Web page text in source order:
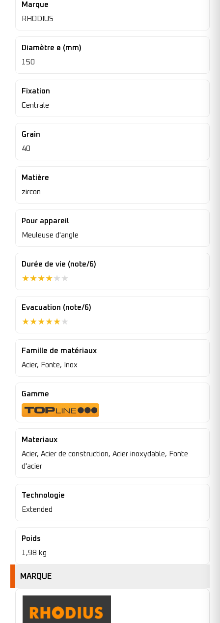
Marque
RHODIUS
Diamètre ø (mm)
150
Fixation
Centrale
Grain
40
Matière
zircon
Pour appareil
Meuleuse d'angle
Durée de vie (note/6)
★★★★★ ★
Evacuation (note/6)
★★★★★★
Famille de matériaux
Acier, Fonte, Inox
Gamme
Materiaux
Acier, Acier de construction, Acier inoxydable, Fonte
d'acier
Technologie
Extended
Poids
1,98 kg
MARQUE